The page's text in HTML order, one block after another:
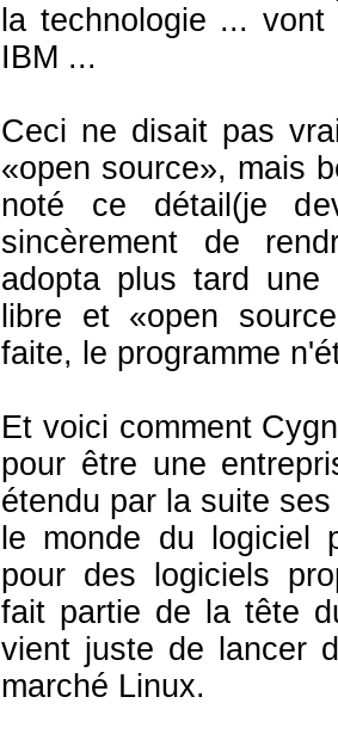
la technologie ...
IBM ...
Ceci ne disait pas
«open source», mais
noté ce détail(je
sincèrement de
adopta plus tard une
libre et «open
faite, le programme
Et voici comment
pour être une
étendu par la suite
le monde du logiciel
pour des logiciels
fait partie de la tête
vient juste de lancer
marché Linux.